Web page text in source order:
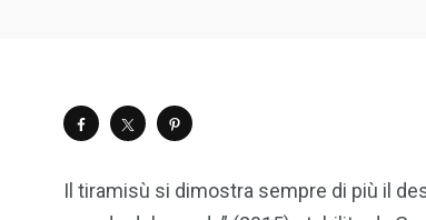
Il tiramisù si dimostra sempre di più il